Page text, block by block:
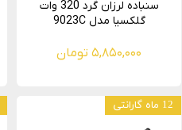
سنباده لرزان گرد 320 وات
گلکسیا مدل 9023C
۵,۸۵۰,۰۰۰ تومان
12 ماه گارانتی